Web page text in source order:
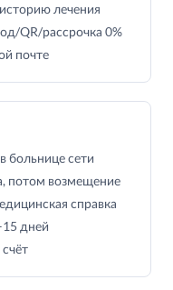
лечения
QR/рассрочка 0%
почте
больнице сети
потом возмещение
справка
дней